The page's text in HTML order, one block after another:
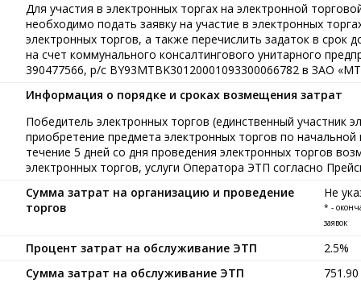
Для участия в электронных торгах на электронной
необходимо подать заявку на участие в электронных
электронных торгов, а также перечислить задаток в срок
на счет коммунального консалтингового унитарного
390477566, р/с BY93MTBK30120001093300066782 в ЗАО
Информация о порядке и сроках возмещения затрат
Победитель электронных торгов (единственный участник
приобретение предмета электронных торгов по
течение 5 дней со дня проведения электронных торгов
электронных торгов, услуги Оператора ЭТП согласно
Сумма затрат на организацию и проведение
торгов
Не
* -
заявок
Процент затрат на обслуживание ЭТП
2.5%
Сумма затрат на обслуживание ЭТП